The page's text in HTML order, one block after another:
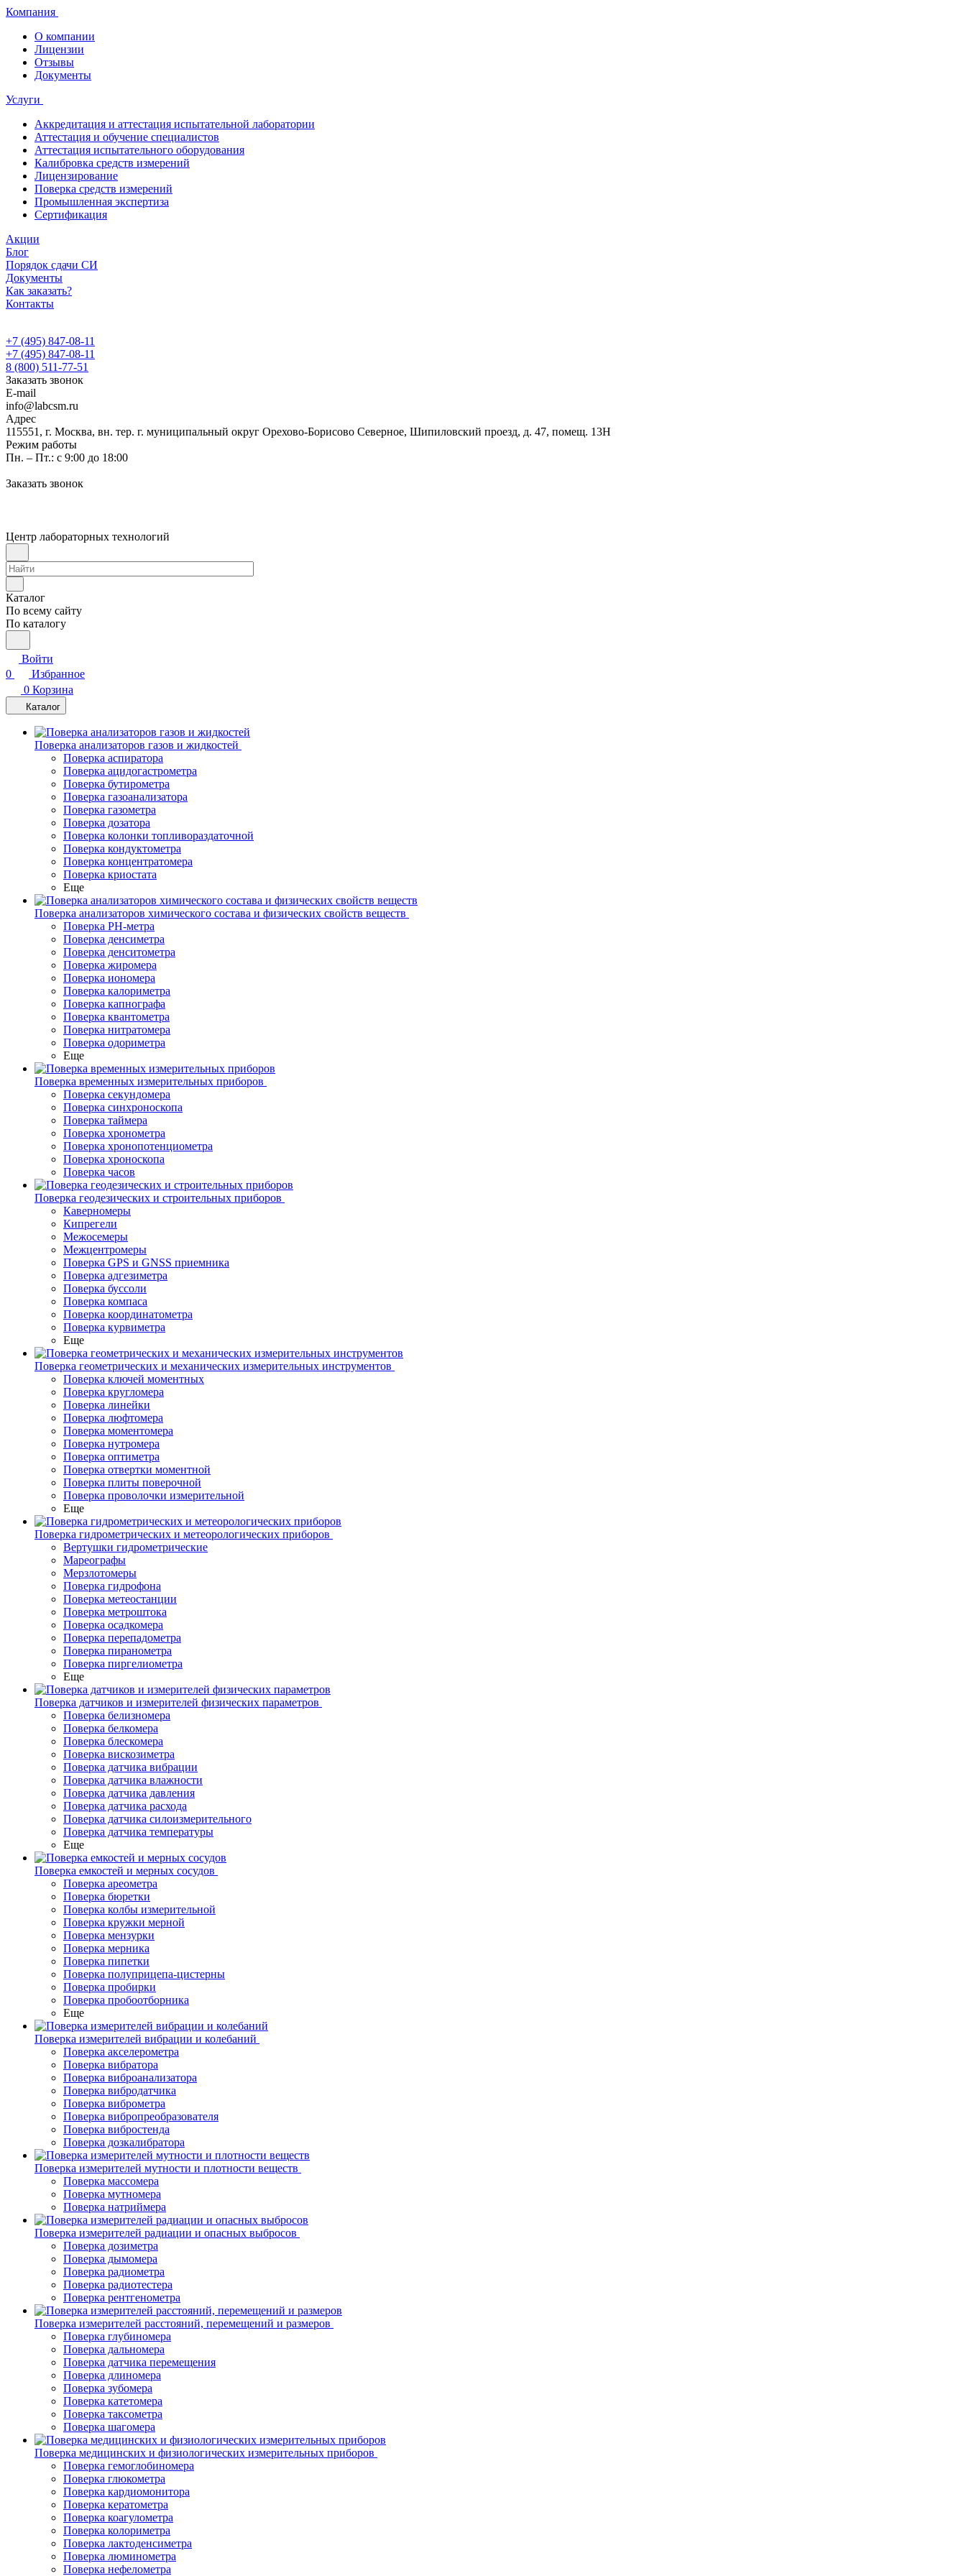
Компания
О компании
Лицензии
Отзывы
Документы
Услуги
Аккредитация и аттестация испытательной лаборатории
Аттестация и обучение специалистов
Аттестация испытательного оборудования
Калибровка средств измерений
Лицензирование
Поверка средств измерений
Промышленная экспертиза
Сертификация
Акции
Блог
Порядок сдачи СИ
Документы
Как заказать?
Контакты
+7 (495) 847-08-11
+7 (495) 847-08-11
8 (800) 511-77-51
Заказать звонок
E-mail
info@labcsm.ru
Адрес
115551, г. Москва, вн. тер. г. муниципальный округ Орехово-Борисово Северное, Шипиловский проезд, д. 47, помещ. 13Н
Режим работы
Пн. – Пт.: с 9:00 до 18:00
Заказать звонок
Центр лабораторных технологий
Каталог
По всему сайту
По каталогу
Войти
0
Избранное
0 Корзина
Каталог
Поверка анализаторов газов и жидкостей
Поверка аспиратора
Поверка ацидогастрометра
Поверка бутирометра
Поверка газоанализатора
Поверка газометра
Поверка дозатора
Поверка колонки топливораздаточной
Поверка кондуктометра
Поверка концентратомера
Поверка криостата
Еще
Поверка анализаторов химического состава и физических свойств веществ
Поверка PH-метра
Поверка денсиметра
Поверка денситометра
Поверка жиромера
Поверка иономера
Поверка калориметра
Поверка капнографа
Поверка квантометра
Поверка нитратомера
Поверка одориметра
Еще
Поверка временных измерительных приборов
Поверка секундомера
Поверка синхроноскопа
Поверка таймера
Поверка хронометра
Поверка хронопотенциометра
Поверка хроноскопа
Поверка часов
Поверка геодезических и строительных приборов
Каверномеры
Кипрегели
Межосемеры
Межцентромеры
Поверка GPS и GNSS приемника
Поверка адгезиметра
Поверка буссоли
Поверка компаса
Поверка координатометра
Поверка курвиметра
Еще
Поверка геометрических и механических измерительных инструментов
Поверка ключей моментных
Поверка кругломера
Поверка линейки
Поверка люфтомера
Поверка моментомера
Поверка нутромера
Поверка оптиметра
Поверка отвертки моментной
Поверка плиты поверочной
Поверка проволочки измерительной
Еще
Поверка гидрометрических и метеорологических приборов
Вертушки гидрометрические
Мареографы
Мерзлотомеры
Поверка гидрофона
Поверка метеостанции
Поверка метроштока
Поверка осадкомера
Поверка перепадометра
Поверка пиранометра
Поверка пиргелиометра
Еще
Поверка датчиков и измерителей физических параметров
Поверка белизномера
Поверка белкомера
Поверка блескомера
Поверка вискозиметра
Поверка датчика вибрации
Поверка датчика влажности
Поверка датчика давления
Поверка датчика расхода
Поверка датчика силоизмерительного
Поверка датчика температуры
Еще
Поверка емкостей и мерных сосудов
Поверка ареометра
Поверка бюретки
Поверка колбы измерительной
Поверка кружки мерной
Поверка мензурки
Поверка мерника
Поверка пипетки
Поверка полуприцепа-цистерны
Поверка пробирки
Поверка пробоотборника
Еще
Поверка измерителей вибрации и колебаний
Поверка акселерометра
Поверка вибратора
Поверка виброанализатора
Поверка вибродатчика
Поверка виброметра
Поверка вибропреобразователя
Поверка вибростенда
Поверка дозкалибратора
Поверка измерителей мутности и плотности веществ
Поверка массомера
Поверка мутномера
Поверка натриймера
Поверка измерителей радиации и опасных выбросов
Поверка дозиметра
Поверка дымомера
Поверка радиометра
Поверка радиотестера
Поверка рентгенометра
Поверка измерителей расстояний, перемещений и размеров
Поверка глубиномера
Поверка дальномера
Поверка датчика перемещения
Поверка длиномера
Поверка зубомера
Поверка катетомера
Поверка таксометра
Поверка шагомера
Поверка медицинских и физиологических измерительных приборов
Поверка гемоглобиномера
Поверка глюкометра
Поверка кардиомонитора
Поверка кератометра
Поверка коагулометра
Поверка колориметра
Поверка лактоденсиметра
Поверка люминометра
Поверка нефелометра